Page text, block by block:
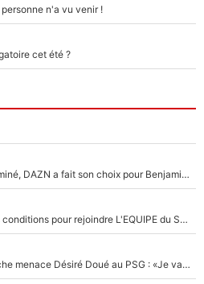
n'a vu venir !
cet été ?
La Liga sur beIN Sports c’est terminé, DAZN a fait son choix pour Benjamin Da Silva et Omar Da Fonseca !
Raymond Domenech a posé ses conditions pour rejoindre L'EQUIPE du Soir : Il refuse de faire l'émission avec un autre chroniqueur !
Le transfert de Maghnes Akliouche menace Désiré Doué au PSG : «Je valide à 200%»